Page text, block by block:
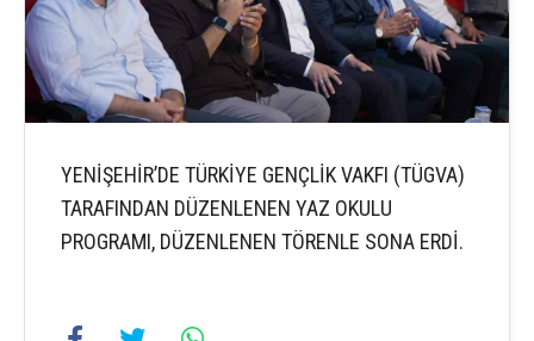
YENİŞEHİR’DE TÜRKİYE GENÇLİK VAKFI (TÜGVA)
TARAFINDAN DÜZENLENEN YAZ OKULU
PROGRAMI, DÜZENLENEN TÖRENLE SONA ERDİ.